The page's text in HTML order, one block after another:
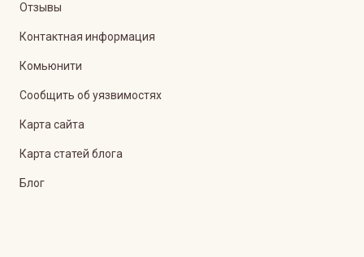
Отзывы
Контактная информация
Комьюнити
Сообщить об уязвимостях
Карта сайта
Карта статей блога
Блог